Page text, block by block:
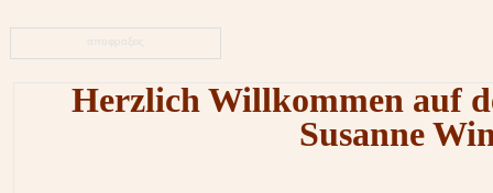
αποφραξεις
Herzlich Willkommen auf
Susanne